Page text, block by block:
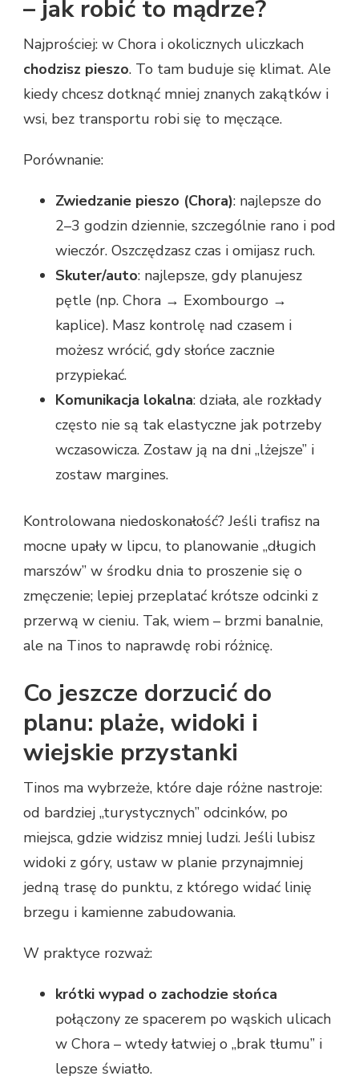
– jak robić to mądrze?
Najprościej: w Chora i okolicznych uliczkach
chodzisz pieszo. To tam buduje się klimat. Ale
kiedy chcesz dotknąć mniej znanych zakątków i
wsi, bez transportu robi się to męczące.
Porównanie:
Zwiedzanie pieszo (Chora): najlepsze do
2–3 godzin dziennie, szczególnie rano i pod
wieczór. Oszczędzasz czas i omijasz ruch.
Skuter/auto: najlepsze, gdy planujesz
pętle (np. Chora → Exombourgo →
kaplice). Masz kontrolę nad czasem i
możesz wrócić, gdy słońce zacznie
przypiekać.
Komunikacja lokalna: działa, ale rozkłady
często nie są tak elastyczne jak potrzeby
wczasowicza. Zostaw ją na dni „lżejsze” i
zostaw margines.
Kontrolowana niedoskonałość? Jeśli trafisz na
mocne upały w lipcu, to planowanie „długich
marszów” w środku dnia to proszenie się o
zmęczenie; lepiej przeplatać krótsze odcinki z
przerwą w cieniu. Tak, wiem – brzmi banalnie,
ale na Tinos to naprawdę robi różnicę.
Co jeszcze dorzucić do
planu: plaże, widoki i
wiejskie przystanki
Tinos ma wybrzeże, które daje różne nastroje:
od bardziej „turystycznych” odcinków, po
miejsca, gdzie widzisz mniej ludzi. Jeśli lubisz
widoki z góry, ustaw w planie przynajmniej
jedną trasę do punktu, z którego widać linię
brzegu i kamienne zabudowania.
W praktyce rozważ:
krótki wypad o zachodzie słońca
połączony ze spacerem po wąskich ulicach
w Chora – wtedy łatwiej o „brak tłumu” i
lepsze światło.